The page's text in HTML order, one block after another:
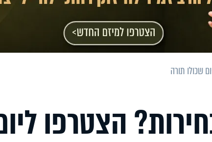
שכולו תורה
הצטרפו